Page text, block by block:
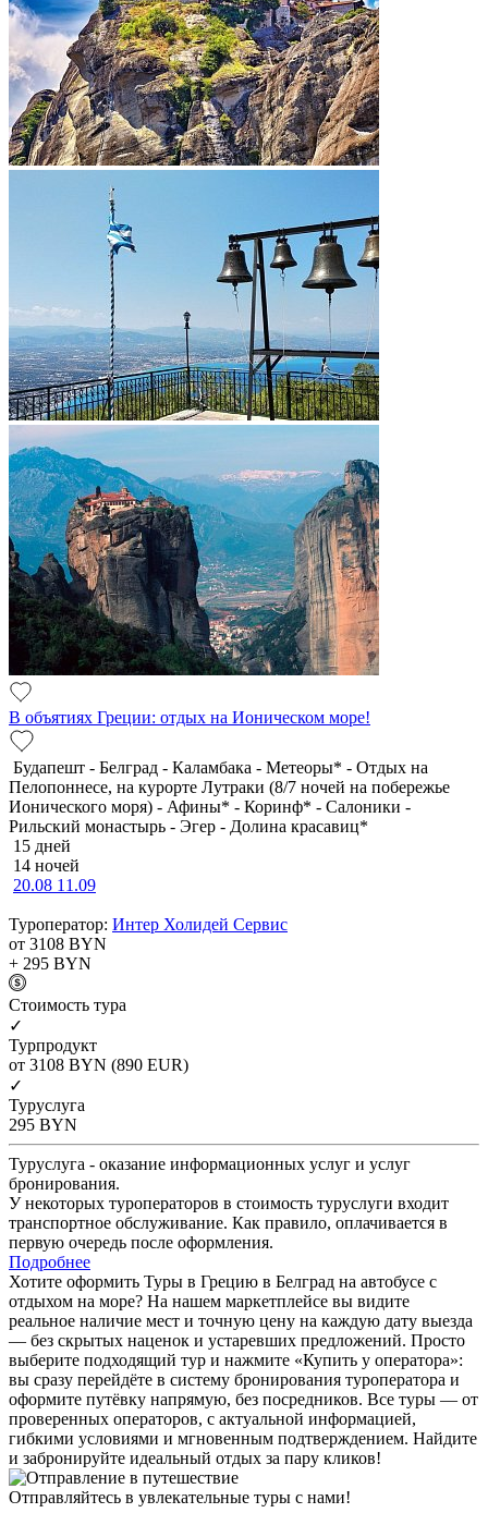
В объятиях Греции: отдых на Ионическом море!
Будапешт - Белград - Каламбака - Метеоры* - Отдых на
Пелопоннесе, на курорте Лутраки (8/7 ночей на побережье
Ионического моря) - Афины* - Коринф* - Салоники -
Рильский монастырь - Эгер - Долина красавиц*
15 дней
14 ночей
20.08 11.09
Туроператор: Интер Холидей Сервис
от 3108 BYN
+ 295 BYN
Cтоимость тура
✓
Турпродукт
от 3108 BYN (890 EUR)
✓
Туруслуга
295 BYN
Туруслуга - оказание информационных услуг и услуг
бронирования.
У некоторых туроператоров в стоимость туруслуги входит
транспортное обслуживание. Как правило, оплачивается в
первую очередь после оформления.
Подробнее
Хотите оформить Туры в Грецию в Белград на автобусе с
отдыхом на море? На нашем маркетплейсе вы видите
реальное наличие мест и точную цену на каждую дату выезда
— без скрытых наценок и устаревших предложений. Просто
выберите подходящий тур и нажмите «Купить у оператора»:
вы сразу перейдёте в систему бронирования туроператора и
оформите путёвку напрямую, без посредников. Все туры — от
проверенных операторов, с актуальной информацией,
гибкими условиями и мгновенным подтверждением. Найдите
и забронируйте идеальный отдых за пару кликов!
Отправляйтесь в увлекательные туры с нами!